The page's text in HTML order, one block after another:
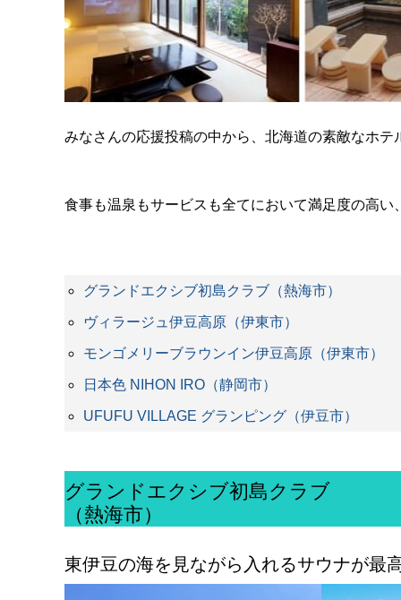
みなさんの応援投稿の中から、北海道の素敵なホテ
食事も温泉もサービスも全てにおいて満足度の高
グランドエクシブ初島クラブ（熱海市）
ヴィラージュ伊豆高原（伊東市）
モンゴメリーブラウンイン伊豆高原（伊東市）
日本色 NIHON IRO（静岡市）
UFUFU VILLAGE グランピング（伊豆市）
グランドエクシブ初島クラブ
（熱海市）
東伊豆の海を見ながら入れるサウナが最